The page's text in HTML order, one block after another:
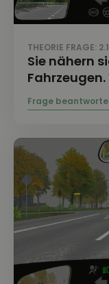
THEORIE FRAGE:
Sie nähern